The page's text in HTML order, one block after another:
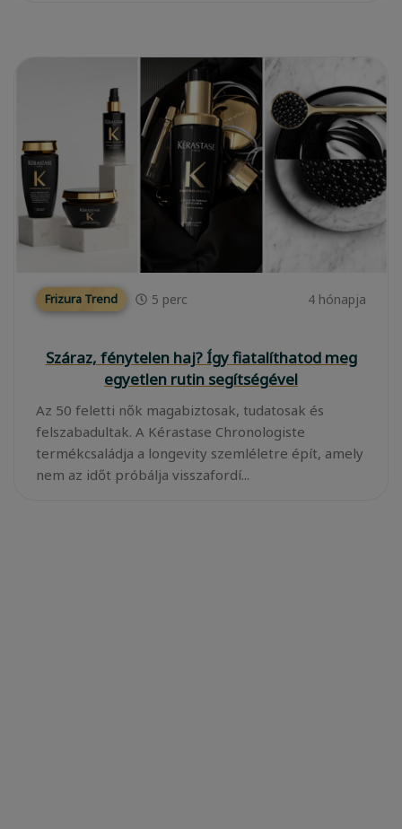
Frizura Trend 5 perc 4 hónapja
Száraz, fénytelen haj? Így fiatalíthatod meg
egyetlen rutin segítségével
Az 50 feletti nők magabiztosak, tudatosak és
felszabadultak. A Kérastase Chronologiste
termékcsaládja a longevity szemléletre épít, amely
nem az időt próbálja visszafordí...